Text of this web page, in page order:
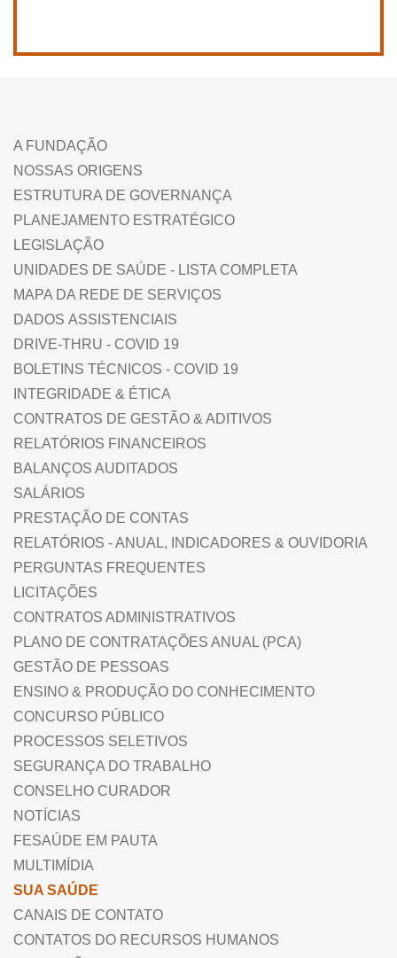
A FUNDAÇÃO
NOSSAS ORIGENS
ESTRUTURA DE GOVERNANÇA
PLANEJAMENTO ESTRATÉGICO
LEGISLAÇÃO
UNIDADES DE SAÚDE - LISTA COMPLETA
MAPA DA REDE DE SERVIÇOS
DADOS ASSISTENCIAIS
DRIVE-THRU - COVID 19
BOLETINS TÉCNICOS - COVID 19
INTEGRIDADE & ÉTICA
CONTRATOS DE GESTÃO & ADITIVOS
RELATÓRIOS FINANCEIROS
BALANÇOS AUDITADOS
SALÁRIOS
PRESTAÇÃO DE CONTAS
RELATÓRIOS - ANUAL, INDICADORES & OUVIDORIA
PERGUNTAS FREQUENTES
LICITAÇÕES
CONTRATOS ADMINISTRATIVOS
PLANO DE CONTRATAÇÕES ANUAL (PCA)
GESTÃO DE PESSOAS
ENSINO & PRODUÇÃO DO CONHECIMENTO
CONCURSO PÚBLICO
PROCESSOS SELETIVOS
SEGURANÇA DO TRABALHO
CONSELHO CURADOR
NOTÍCIAS
FESAÚDE EM PAUTA
MULTIMÍDIA
SUA SAÚDE
CANAIS DE CONTATO
CONTATOS DO RECURSOS HUMANOS